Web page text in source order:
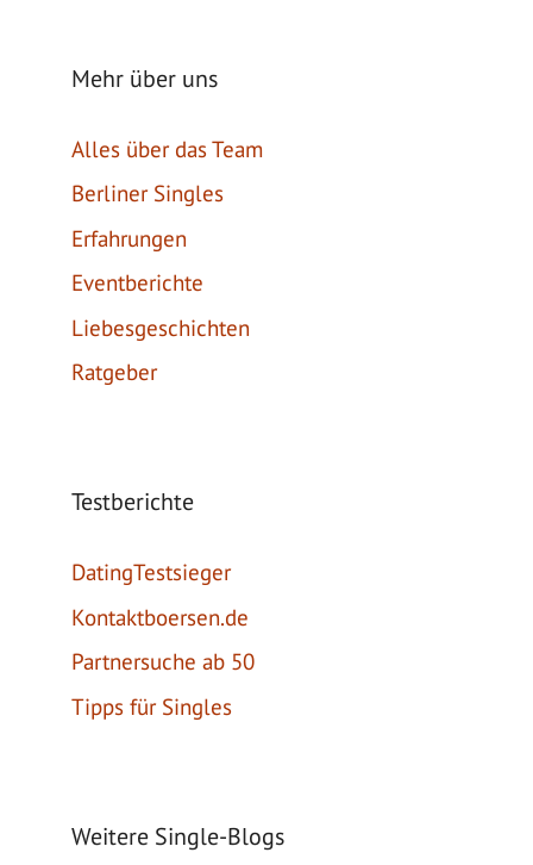
Mehr über uns
Alles über das Team
Berliner Singles
Erfahrungen
Eventberichte
Liebesgeschichten
Ratgeber
Testberichte
DatingTestsieger
Kontaktboersen.de
Partnersuche ab 50
Tipps für Singles
Weitere Single-Blogs